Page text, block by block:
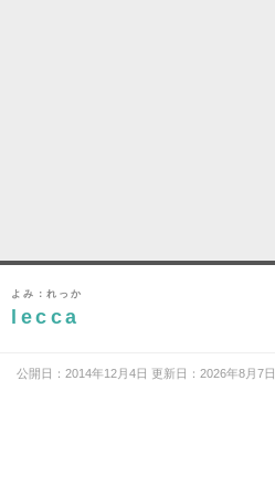
よみ：れっか
lecca
公開日：2014年12月4日 更新日：2026年8月7日